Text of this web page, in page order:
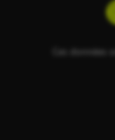
Ces données